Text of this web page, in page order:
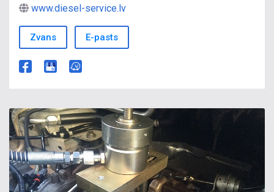
www.diesel-service.lv
Zvans E-pasts